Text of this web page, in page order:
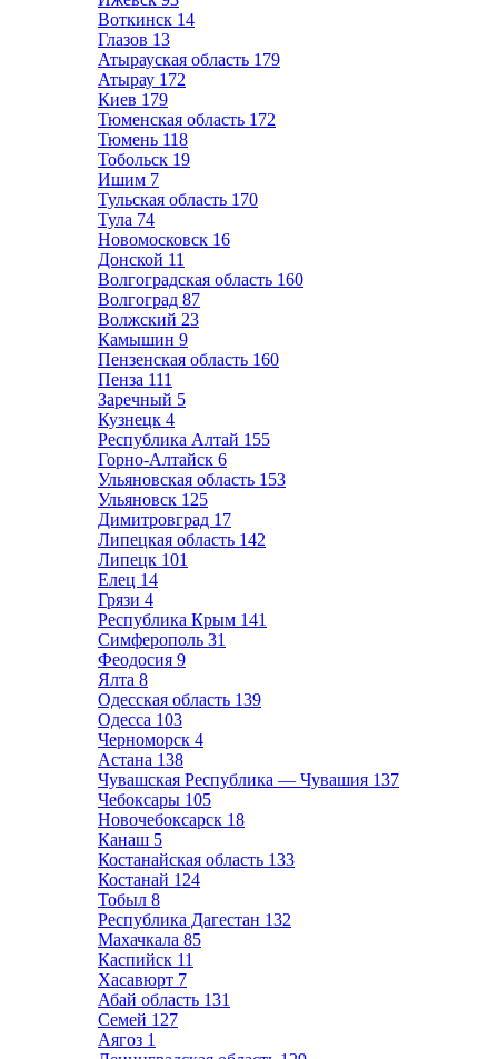
Воткинск 14
Глазов 13
Атырауская область 179
Атырау 172
Киев 179
Тюменская область 172
Тюмень 118
Тобольск 19
Ишим 7
Тульская область 170
Тула 74
Новомосковск 16
Донской 11
Волгоградская область 160
Волгоград 87
Волжский 23
Камышин 9
Пензенская область 160
Пенза 111
Заречный 5
Кузнецк 4
Республика Алтай 155
Горно-Алтайск 6
Ульяновская область 153
Ульяновск 125
Димитровград 17
Липецкая область 142
Липецк 101
Елец 14
Грязи 4
Республика Крым 141
Симферополь 31
Феодосия 9
Ялта 8
Одесская область 139
Одесса 103
Черноморск 4
Астана 138
Чувашская Республика — Чувашия 137
Чебоксары 105
Новочебоксарск 18
Канаш 5
Костанайская область 133
Костанай 124
Тобыл 8
Республика Дагестан 132
Махачкала 85
Каспийск 11
Хасавюрт 7
Абай область 131
Семей 127
Аягоз 1